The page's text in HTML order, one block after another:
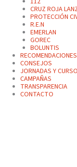
CRUZ ROJA
PROTECCIÓN
R.E.N
EMERLAN
GOREC
BOLUNTIS
RECOMENDACIONES
CONSEJOS
JORNADAS Y
CAMPAÑAS
TRANSPARENCIA
CONTACTO